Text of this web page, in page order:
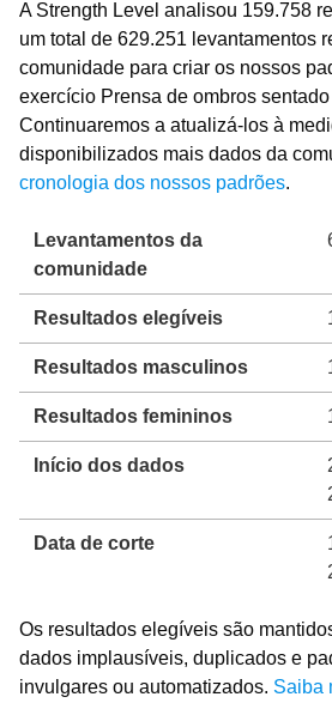
A Strength Level analisou 159.758
um total de 629.251 levantamentos
comunidade para criar os nossos
exercício Prensa de ombros
Continuaremos a atualizá-los à
disponibilizados mais dados da
cronologia dos nossos padrões.
Levantamentos da
comunidade
Resultados elegíveis
Resultados masculinos
Resultados femininos
Início dos dados
Data de corte
Os resultados elegíveis são
dados implausíveis, duplicados e
invulgares ou automatizados. Saiba